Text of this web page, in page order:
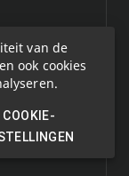
van de
ook cookies
COOKIE-